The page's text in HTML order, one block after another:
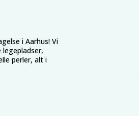
i Aarhus! Vi
perler, alt i